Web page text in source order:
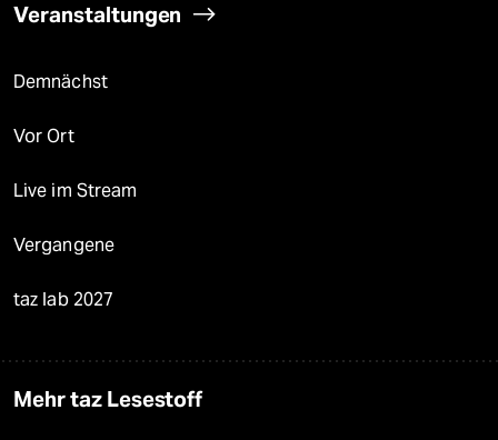
Veranstaltungen
Demnächst
Vor Ort
Live im Stream
Vergangene
taz lab 2027
Mehr taz Lesestoff